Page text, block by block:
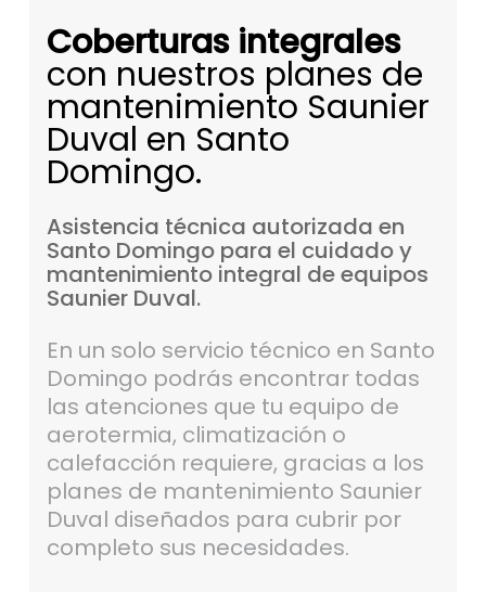
Coberturas integrales
con nuestros planes de
mantenimiento Saunier
Duval en Santo
Domingo.
Asistencia técnica autorizada en
Santo Domingo para el cuidadoy
mantenimiento integral deequipos
Saunier Duval.
En un solo servicio técnico en Santo
Domingo podrás encontrar todas
las atenciones que tu equipo de
aerotermia, climatización o
calefacción requiere, gracias a los
planes de mantenimiento Saunier
Duval diseñados para cubrir por
completo sus necesidades.